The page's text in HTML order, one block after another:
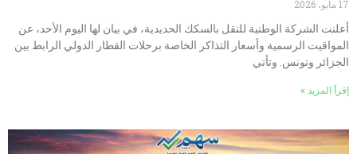
17 مايو، 2026
أعلنت الشركة الوطنية للنقل بالسكك الحديدية، في بيان لها اليوم الأحد، عن
المواقيت الرسمية وأسعار التذاكر الخاصة برحلات القطار الدولي الرابط بين
الجزائر وتونس. وتأتي
إقرأ المزيد »